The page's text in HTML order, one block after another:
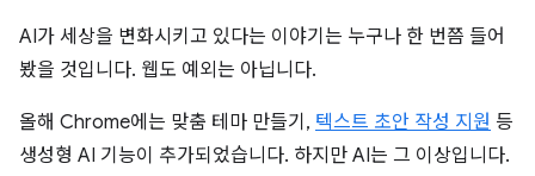
AI가 세상을 변화시키고 있다는 이야기는 누구나 한 번쯤 들어
봤을 것입니다. 웹도 예외는 아닙니다.
올해 Chrome에는 맞춤 테마 만들기, 텍스트 초안 작성 지원 등
생성형 AI 기능이 추가되었습니다. 하지만 AI는 그 이상입니다.